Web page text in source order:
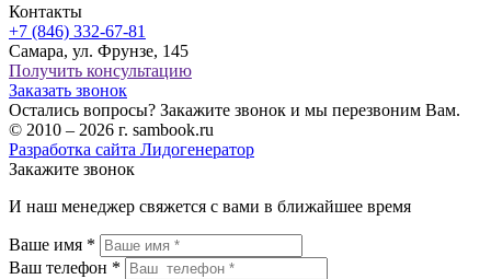
Контакты
+7 (846) 332-67-81
Самара, ул. Фрунзе, 145
Получить консультацию
Заказать звонок
Остались вопросы? Закажите звонок и мы перезвоним Вам.
© 2010 – 2026 г. sambook.ru
Разработка сайта Лидогенератор
Закажите звонок
И наш менеджер свяжется с вами в ближайшее время
Ваше имя *
Ваш телефон *